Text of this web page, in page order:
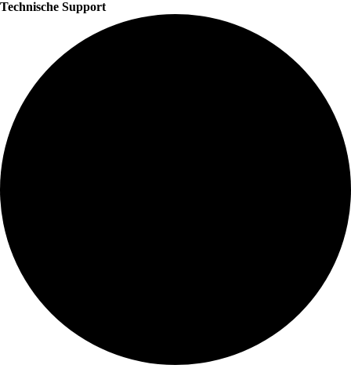
Technische Support